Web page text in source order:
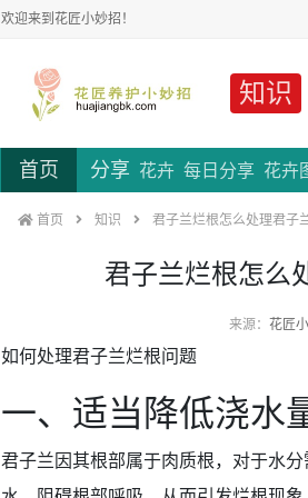
欢迎来到花匠小妙招！
知识
首页 分享 花卉 每日分享 花卉
首页 知识 君子兰烂根怎么处理君子
君子兰烂根怎么
来源： 花匠
如何处理君子兰烂根问题
一、适当降低浇水
君子兰因其根部属于肉质根，对于水